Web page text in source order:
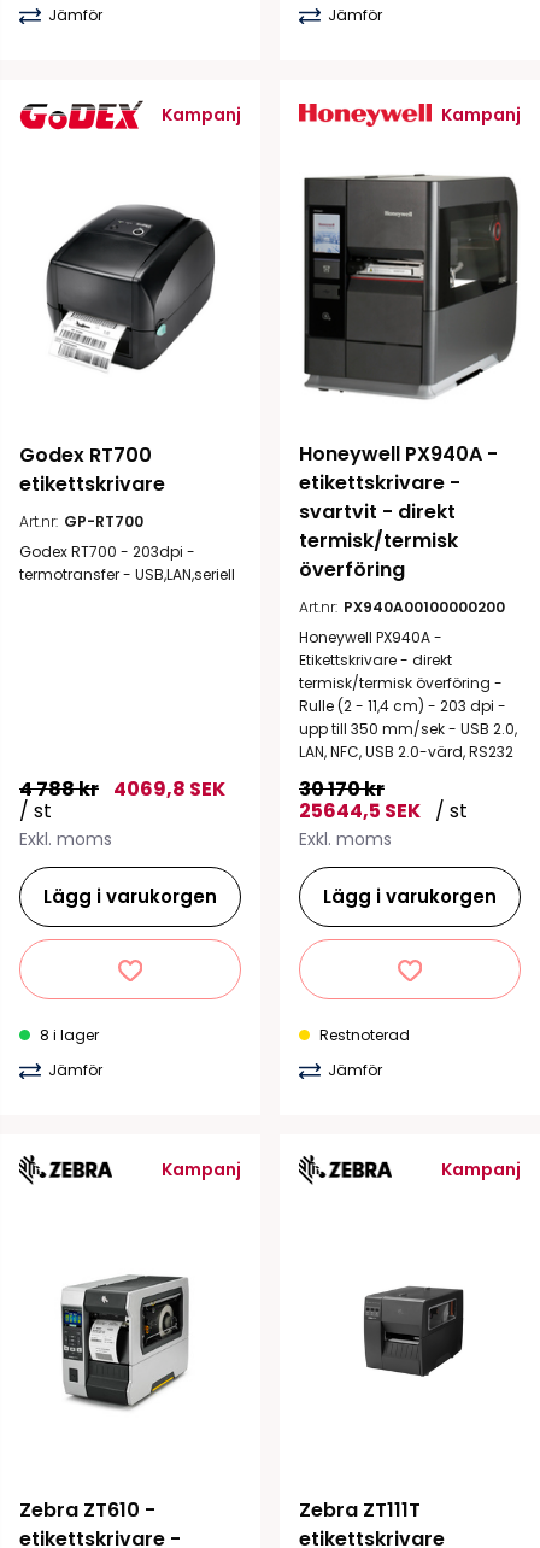
Jämför
Jämför
Kampanj
Godex RT700
etikettskrivare
Art.nr: GP-RT700
Godex RT700 - 203dpi -
termotransfer - USB,LAN,seriell
4 788 kr 4069,8 SEK
/ st
Exkl. moms
Lägg i varukorgen
8 i lager
Jämför
Kampanj
Honeywell PX940A -
etikettskrivare -
svartvit - direkt
termisk/termisk
överföring
Art.nr: PX940A00100000200
Honeywell PX940A -
Etikettskrivare - direkt
termisk/termisk överföring -
Rulle (2 - 11,4 cm) - 203 dpi -
upp till 350 mm/sek - USB 2.0,
LAN, NFC, USB 2.0-värd, RS232
30 170 kr
25644,5 SEK / st
Exkl. moms
Lägg i varukorgen
Restnoterad
Jämför
Kampanj
Zebra ZT610 -
etikettskrivare -
Kampanj
Zebra ZT111T
etikettskrivare